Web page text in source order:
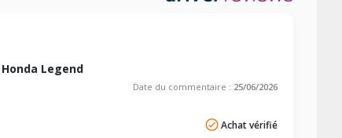
Legend
Date du commentaire : 25/06/2026
Achat vérifié